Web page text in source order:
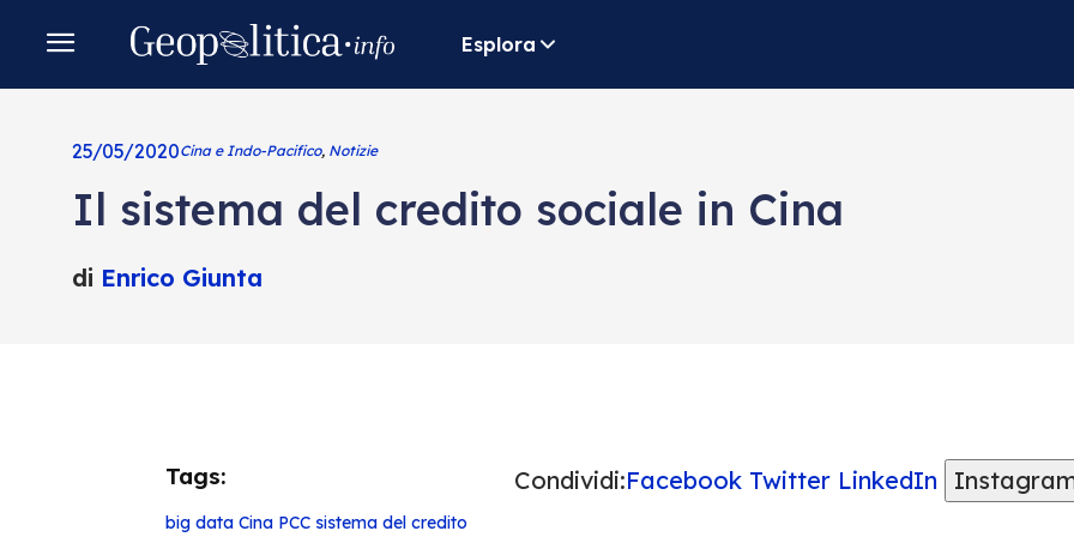
Esplora
25/05/2020Cina e Indo-Pacifico, Notizie
Il sistema del credito sociale in Cina
di Enrico Giunta
Tags:
big data Cina PCC sistema del credito
Condividi:Facebook Twitter LinkedIn